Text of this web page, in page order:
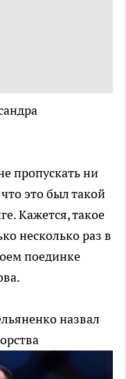
пропускать ни
это был такой
Кажется, такое
несколько раз в
поединке
назвал